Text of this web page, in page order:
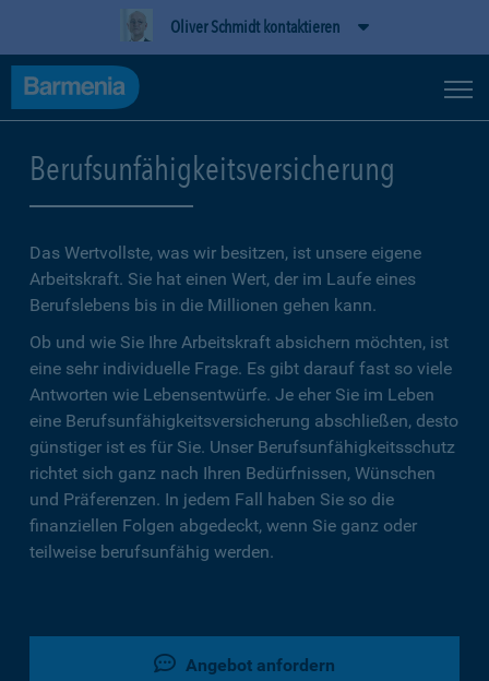
Oliver Schmidt kontaktieren
Berufsunfähigkeitsversicherung
Das Wertvollste, was wir besitzen, ist unsere eigene
Arbeitskraft. Sie hat einen Wert, der im Laufe eines
Berufslebens bis in die Millionen gehen kann.
Ob und wie Sie Ihre Arbeitskraft absichern möchten, ist
eine sehr individuelle Frage. Es gibt darauf fast so viele
Antworten wie Lebensentwürfe. Je eher Sie im Leben
eine Berufsunfähigkeitsversicherung abschließen, desto
günstiger ist es für Sie. Unser Berufsunfähigkeitsschutz
richtet sich ganz nach Ihren Bedürfnissen, Wünschen
und Präferenzen. In jedem Fall haben Sie so die
finanziellen Folgen abgedeckt, wenn Sie ganz oder
teilweise berufsunfähig werden.
Angebot anfordern